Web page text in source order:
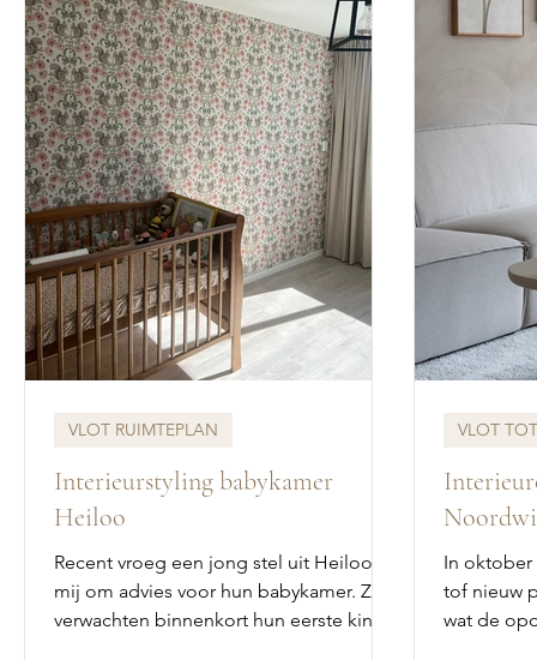
Interieurstyling babykamer
Heiloo
Recent vroeg een jong stel uit Heiloo
mij om advies voor hun babykamer. Ze
verwachten binnenkort hun eerste kindje
VLOT RUIMTEPLAN
In oktober
tof nieuw
wat de
VLOT